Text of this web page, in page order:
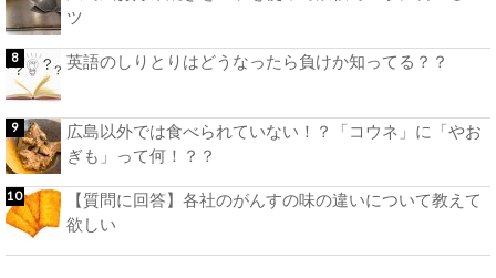
ツ
英語のしりとりはどうなったら負けか知ってる？？
広島以外では食べられていない！？「コウネ」に「やお
ぎも」って何！？？
【質問に回答】各社のがんすの味の違いについて教えて
欲しい